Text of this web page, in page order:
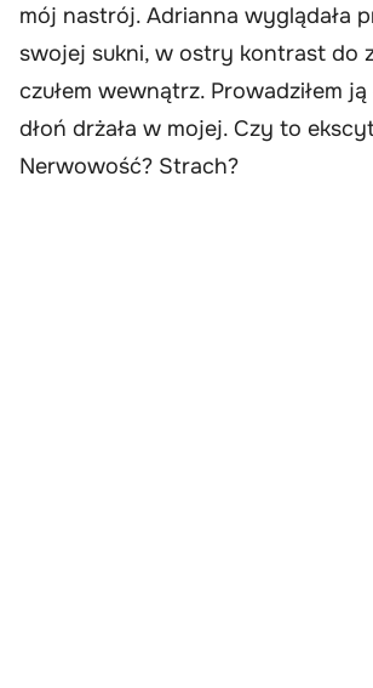
mój nastrój. Adrianna wyglądała
swojej sukni, w ostry kontrast do
czułem wewnątrz. Prowadziłem
dłoń drżała w mojej. Czy to
Nerwowość? Strach?